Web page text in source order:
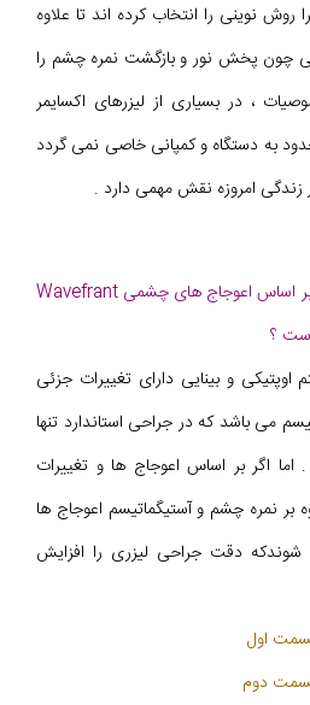
روش نوینی را انتخاب کرده اند تا علاوه
چون پخش نور و بازگشت نمره چشم را
، در بسیاری از لیزرهای اکسایمر
به دستگاه و کمپانی خاصی نمی گردد
زندگی امروزه نقش مهمی دارد .
106 . اصطلاح جراحی لیزری بر اساس اعوجاج های چشمی Wavefrant
و بینایی دارای تغییرات جزئی
می باشد که در جراحی استاندارد تنها
اگر بر اساس اعوجاج ها و تغییرات
بر نمره چشم و آستیگماتیسم اعوجاج ها
شوندکه دقت جراحی لیزری را افزایش
اول
قسمت دوم